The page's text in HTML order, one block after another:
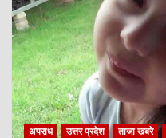
अपराध उत्तर प्रदेश ताजा खबरे